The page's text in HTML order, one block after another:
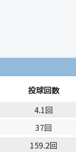
投球回数
4.1回
37回
159.2回